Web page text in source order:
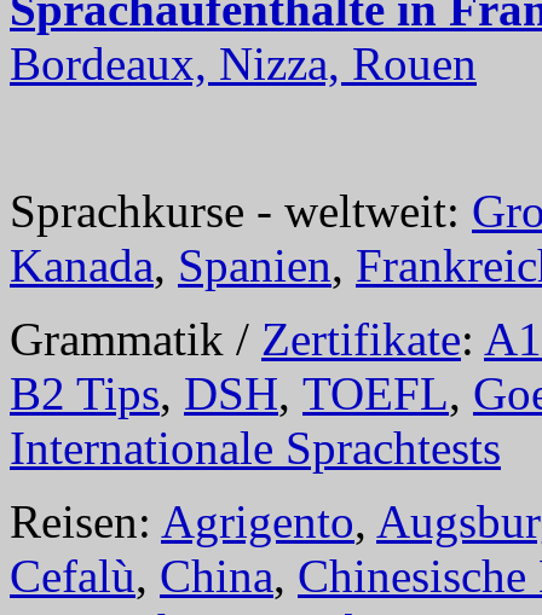
Bordeaux, Nizza, Rouen
Sprachkurse - weltweit:
Kanada, Spanien,
Grammatik / Zertifikate: A1
B2 Tips, DSH, TOEFL,
Internationale Sprachtests
Reisen: Agrigento,
Cefalù, China, Chinesische